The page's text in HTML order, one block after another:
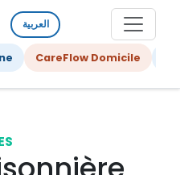
العربية
CareFlow Domicile